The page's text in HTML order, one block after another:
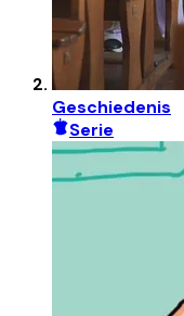
Geschiedenis
Serie